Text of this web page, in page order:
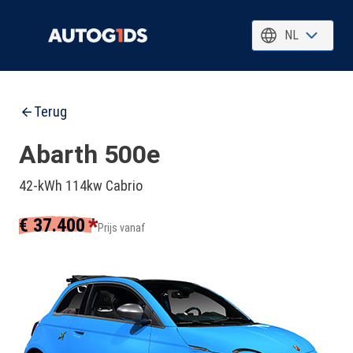
NL
Terug
Abarth 500e
42-kWh 114kw Cabrio
€ 37.400*Prijs vanaf